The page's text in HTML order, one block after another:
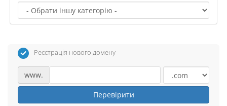
Реєстрація нового домену
www.
Перевірити